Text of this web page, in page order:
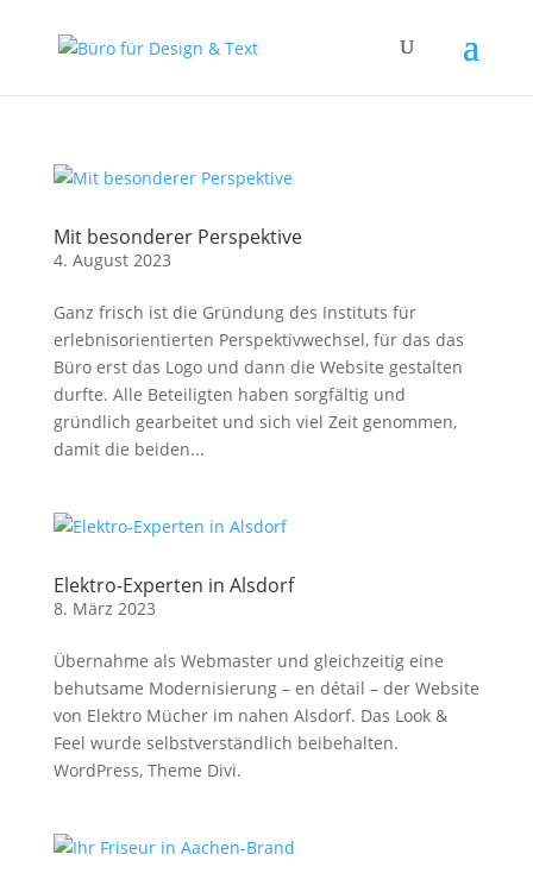
Mit besonderer Perspektive
4. August 2023
Ganz frisch ist die Gründung des Instituts für
erlebnisorientierten Perspektivwechsel, für das das
Büro erst das Logo und dann die Website gestalten
durfte. Alle Beteiligten haben sorgfältig und
gründlich gearbeitet und sich viel Zeit genommen,
damit die beiden...
Elektro-Experten in Alsdorf
8. März 2023
Übernahme als Webmaster und gleichzeitig eine
behutsame Modernisierung – en détail – der Website
von Elektro Mücher im nahen Alsdorf. Das Look &
Feel wurde selbstverständlich beibehalten.
WordPress, Theme Divi.